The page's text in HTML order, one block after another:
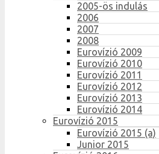
2005-ös indulás
2006
2007
2008
Eurovízió 2009
Eurovízió 2010
Eurovízió 2011
Eurovízió 2012
Eurovízió 2013
Eurovízió 2014
Eurovízió 2015
Eurovízió 2015 (a)
Junior 2015